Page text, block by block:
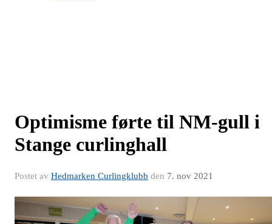
Optimisme førte til NM-gull i
Stange curlinghall
Postet av Hedmarken Curlingklubb den 7. nov 2021